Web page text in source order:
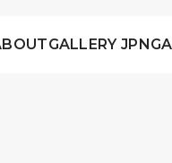
GALLERY JPN